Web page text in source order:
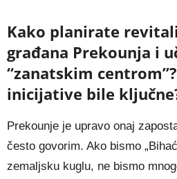
Kako planirate
građana Prekounja i
“zanatskim
inicijative bile
Prekounje je upravo onaj
često govorim. Ako bismo
zemaljsku kuglu, ne bismo